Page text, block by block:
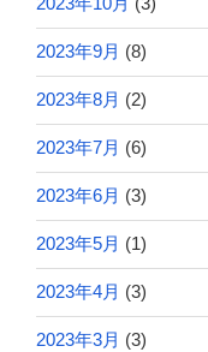
2023年9月 (8)
2023年8月 (2)
2023年7月 (6)
2023年6月 (3)
2023年5月 (1)
2023年4月 (3)
2023年3月 (3)